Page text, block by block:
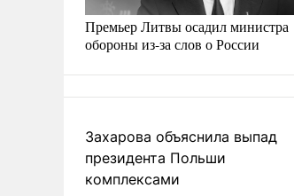
Премьер Литвы осадил министра
обороны из-за слов о России
Захарова объяснила выпад
президента Польши
комплексами